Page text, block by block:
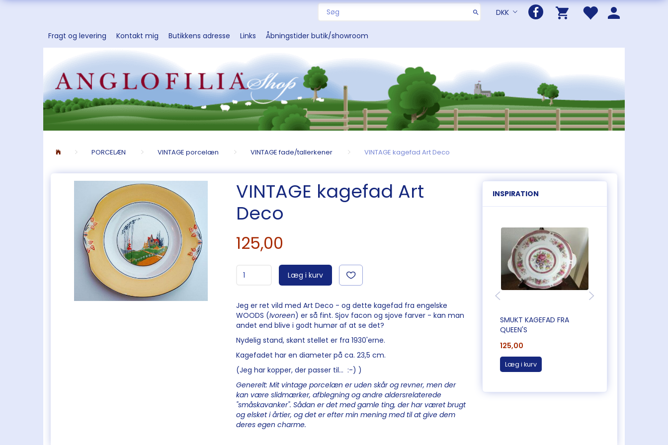
DKK
Fragt og levering Kontakt mig Butikkens adresse Links Åbningstider butik/showroom
PORCELÆN VINTAGE porcelæn VINTAGE fade/tallerkener VINTAGE kagefad Art Deco
VINTAGE kagefad Art
Deco
125,00
Læg i kurv
Jeg er ret vild med Art Deco - og dette kagefad fra engelske
WOODS (Ivoreen) er så fint. Sjov facon og sjove farver - kan man
andet end blive i godt humør af at se det?
Nydelig stand, skønt stellet er fra 1930'erne.
Kagefadet har en diameter på ca. 23,5 cm.
(Jeg har kopper, der passer til... :-) )
Generelt: Mit vintage porcelæn er uden skår og revner, men der
kan være slidmærker, afblegning og andre aldersrelaterede
"småskavanker". Sådan er det med gamle ting, der har været brugt
og elsket i årtier, og det er efter min mening med til at give dem
deres egen charme.
INSPIRATION
SMUKT KAGEFAD FRA
QUEEN'S
125,00
Læg i kurv